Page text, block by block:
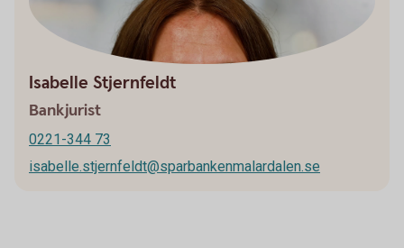
Isabelle Stjernfeldt
Bankjurist
0221-344 73
isabelle.stjernfeldt@sparbankenmalardalen.se